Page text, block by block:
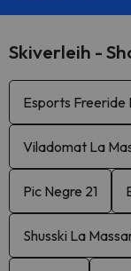
Skiverleih -
Esports Freeride
Viladomat La
Pic Negre 21
Shusski La